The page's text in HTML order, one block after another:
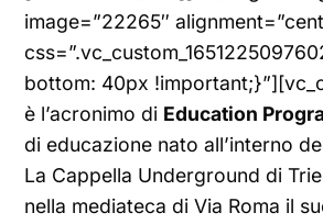
image=”22265″
bottom: 40px
è l’acronimo di Education
di educazione nato all’interno
La Cappella Underground di
nella mediateca di Via Roma il